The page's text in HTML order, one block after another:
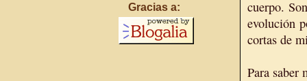
Gracias a:
cuerpo.
evolución
cortas de
Para saber